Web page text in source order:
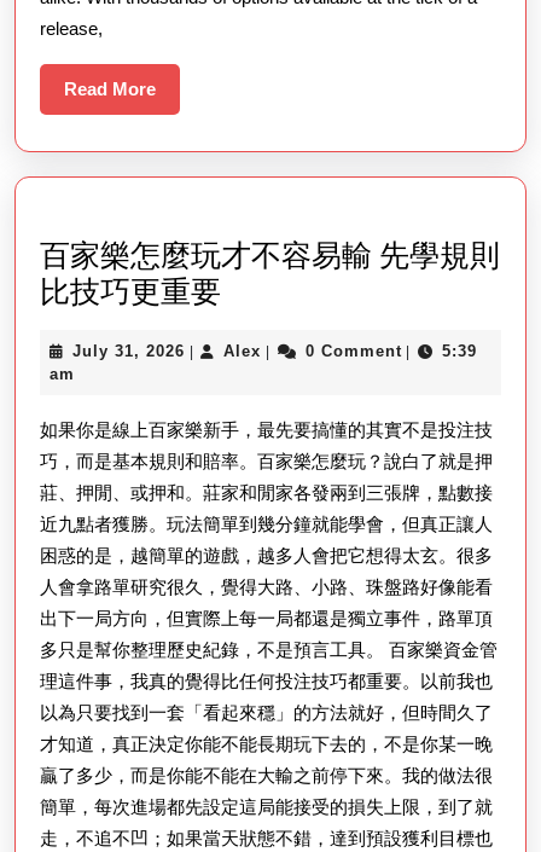
Simple
Games
Online
To
Most
Fun
And
Most
release,
Read MoreRead
More
百家樂怎麼玩才不容易輸 先學規則
比技巧更重要
樂
麼
玩
才
不
容
易
輸
先
學
規
則
比
July 31, 2026 July
| Alex Alex
| 0 Comment |
5:39
am
如果你是線上百家樂新手，最先要搞懂的其實不是投注技
巧，而是基本規則和賠率。百家樂怎麼玩？說白了就是押
莊、押閒、或押和。莊家和閒家各發兩到三張牌，點數接
近九點者獲勝。玩法簡單到幾分鐘就能學會，但真正讓人
困惑的是，越簡單的遊戲，越多人會把它想得太玄。很多
人會拿路單研究很久，覺得大路、小路、珠盤路好像能看
出下一局方向，但實際上每一局都還是獨立事件，路單頂
多只是幫你整理歷史紀錄，不是預言工具。 百家樂資金管
理這件事，我真的覺得比任何投注技巧都重要。以前我也
以為只要找到一套「看起來穩」的方法就好，但時間久了
才知道，真正決定你能不能長期玩下去的，不是你某一晚
贏了多少，而是你能不能在大輸之前停下來。我的做法很
簡單，每次進場都先設定這局能接受的損失上限，到了就
走，不追不凹；如果當天狀態不錯，達到預設獲利目標也